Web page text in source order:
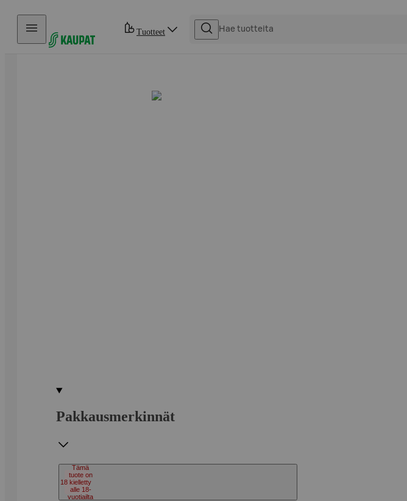
Hyppää sisältöön
Tuotteet
Pakkausmerkinnät
18
Tämä
tuote on
kielletty
alle 18-
vuotiailta